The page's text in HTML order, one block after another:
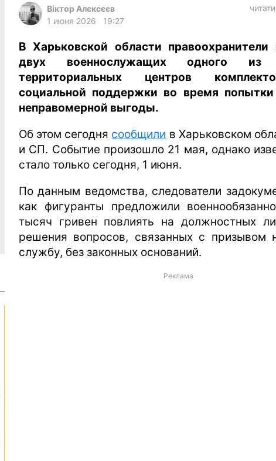
gambling
Віктор Алєксєєв
1 июня 2026
19:27
В Харьковской области правоохранители
двух военнослужащих одного из
территориальных центров
социальной поддержки во время попытки
неправомерной выгоды.
Об этом сегодня сообщили в Харьковском
и СП. Событие произошло 21 мая, однако
стало только сегодня, 1 июня.
По данным ведомства, следователи
как фигуранты предложили
тысяч гривен повлиять на должностных
решения вопросов, связанных с призывом
службу, без законных оснований.
Реклама